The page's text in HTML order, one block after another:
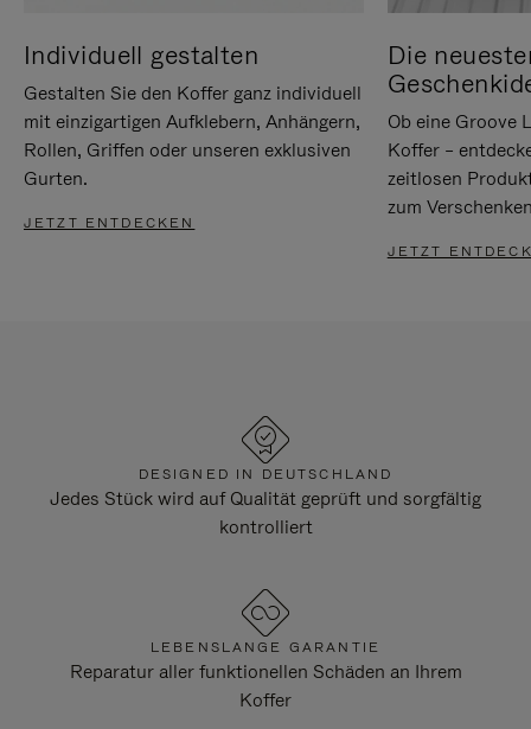
Individuell gestalten
Gestalten Sie den Koffer ganz individuell
mit einzigartigen Aufklebern, Anhängern,
Rollen, Griffen oder unseren exklusiven
Gurten.
JETZT ENTDECKEN
Die
Ob eine Groove
Koffer –
zeitlosen
zum
JETZT
DESIGNED IN DEUTSCHLAND
Jedes Stück wird auf Qualität geprüft und sorgfältig
kontrolliert
LEBENSLANGE GARANTIE
Reparatur aller funktionellen Schäden an Ihrem
Koffer